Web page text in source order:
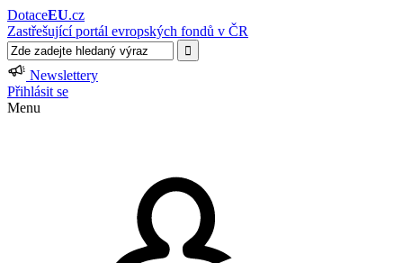
DotaceEU.cz
Zastřešující portál evropských fondů v ČR
Newslettery
Přihlásit se
Menu